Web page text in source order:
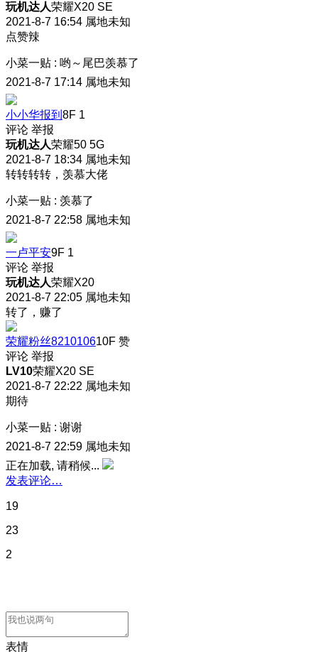
玩机达人荣耀X20 SE
2021-8-7 16:54 属地未知
点赞辣
小菜一贴 : 哟～尾巴羡慕了
2021-8-7 17:14 属地未知
小小华报到 8F 1
评论 举报
玩机达人荣耀50 5G
2021-8-7 18:34 属地未知
转转转转，羡慕大佬
小菜一贴 : 羡慕了
2021-8-7 22:58 属地未知
一卢平安9F 1
评论 举报
玩机达人荣耀X20
2021-8-7 22:05 属地未知
转了，赚了
荣耀粉丝821010610F 赞
评论 举报
LV10荣耀X20 SE
2021-8-7 22:22 属地未知
期待
小菜一贴 : 谢谢
2021-8-7 22:59 属地未知
正在加载, 请稍候...
发表评论…
19
23
2
表情